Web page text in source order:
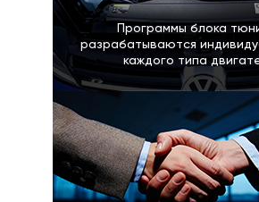
Программы блока
разрабатываются
каждого типа